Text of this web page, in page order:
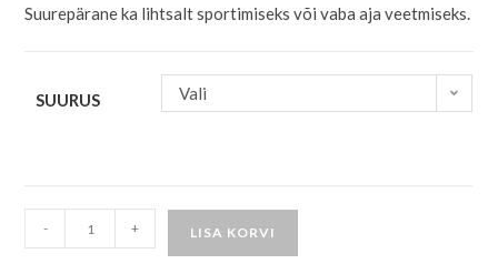
Suurepärane ka lihtsalt sportimiseks või vaba aja veetmiseks.
SUURUS Vali
- + LISA KORVI